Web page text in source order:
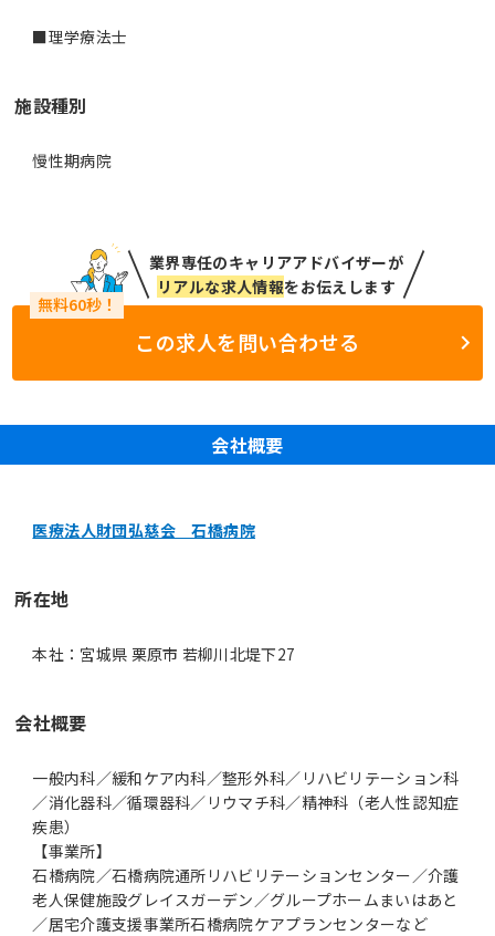
■理学療法士
施設種別
慢性期病院
業界専任のキャリアアドバイザーが
リアルな求人情報をお伝えします
この求人を問い合わせる
会社概要
医療法人財団弘慈会 石橋病院
所在地
本社：宮城県 栗原市 若柳川北堤下27
会社概要
一般内科／緩和ケア内科／整形外科／リハビリテーション科
／消化器科／循環器科／リウマチ科／精神科（老人性認知症
疾患）
【事業所】
石橋病院／石橋病院通所リハビリテーションセンター／介護
老人保健施設グレイスガーデン／グループホームまいはあと
／居宅介護支援事業所石橋病院ケアプランセンターなど